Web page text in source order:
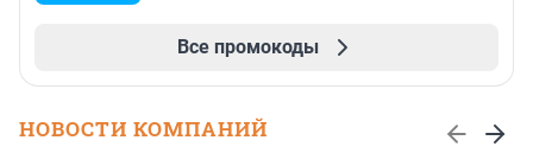
Все промокоды
НОВОСТИ КОМПАНИЙ